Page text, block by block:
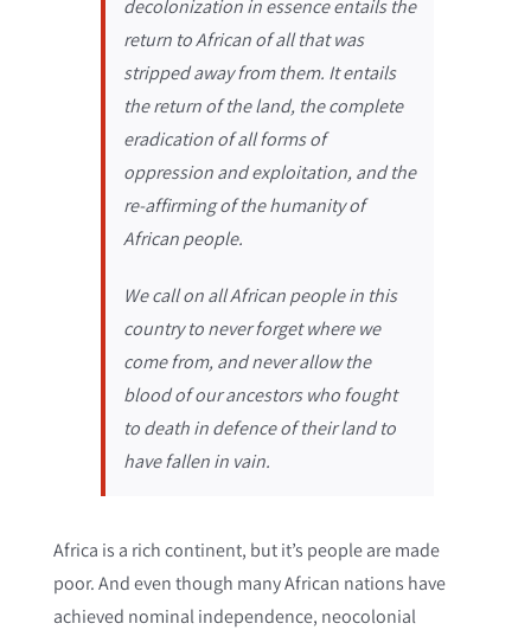
decolonization in essence entails the
return to African of all that was
stripped away from them. It entails
the return of the land, the complete
eradication of all forms of
oppression and exploitation, and the
re-affirming of the humanity of
African people.
We call on all African people in this
country to never forget where we
come from, and never allow the
blood of our ancestors who fought
to death in defence of their land to
have fallen in vain.
Africa is a rich continent, but it’s people are made
poor. And even though many African nations have
achieved nominal independence, neocolonial